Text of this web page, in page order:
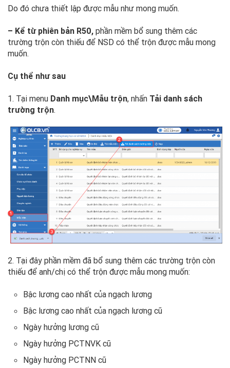
Do đó chưa thiết lập được mẫu như mong muốn.
– Kể từ phiên bản R50, phần mềm bổ sung thêm các
trường trộn còn thiếu để NSD có thể trộn được mẫu mong
muốn.
Cụ thể như sau
1. Tại menu Danh mục\Mẫu trộn, nhấn Tải danh sách
trường trộn.
2. Tại đây phần mềm đã bổ sung thêm các trường trộn còn
thiếu để anh/chị có thể trộn được mẫu mong muốn:
Bậc lương cao nhất của ngạch lương
Bậc lương cao nhất của ngạch lương cũ
Ngày hưởng lương cũ
Ngày hưởng PCTNVK cũ
Ngày hưởng PCTNN cũ